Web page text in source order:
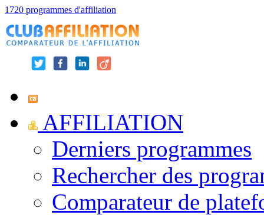
1720 programmes d'affiliation
AFFILIATION
Derniers programmes
Rechercher des
Comparateur de